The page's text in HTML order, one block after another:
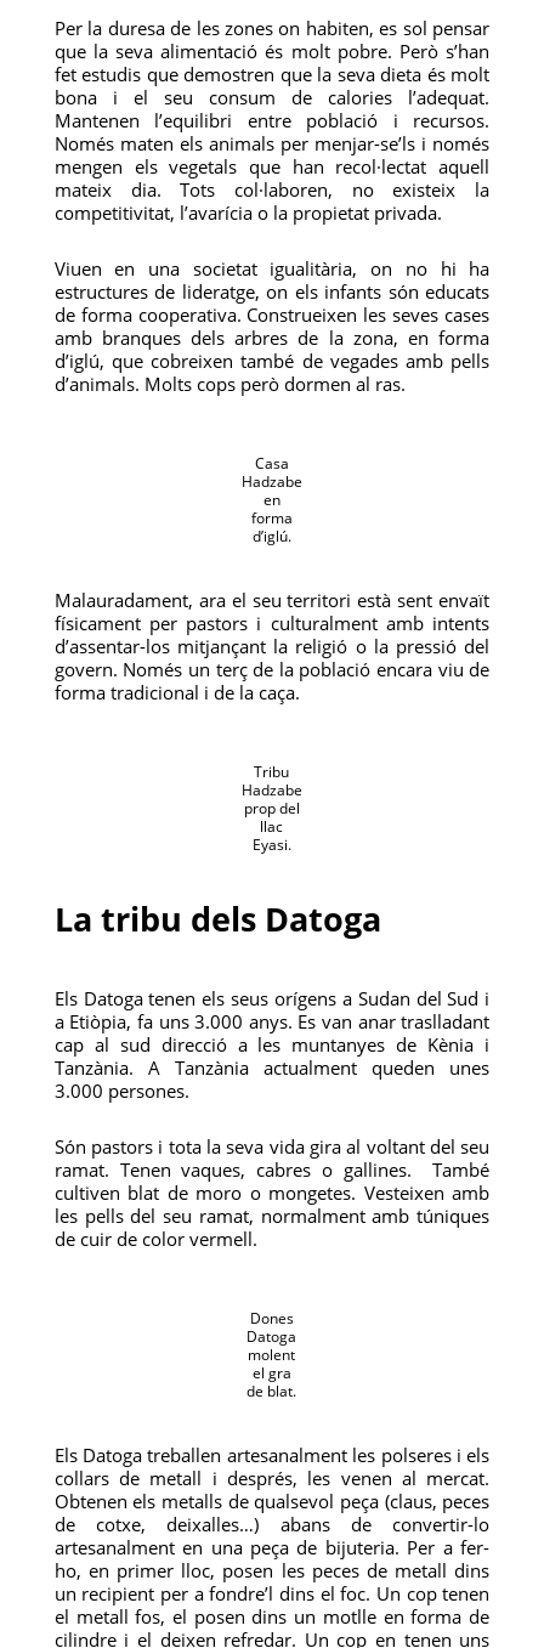
Per la duresa de les zones on habiten, es sol pensar
que la seva alimentació és molt pobre. Però s’han
fet estudis que demostren que la seva dieta és molt
bona i el seu consum de calories l’adequat.
Mantenen l’equilibri entre població i recursos.
Només maten els animals per menjar-se’ls i només
mengen els vegetals que han recol·lectat aquell
mateix dia. Tots col·laboren, no existeix la
competitivitat, l’avarícia o la propietat privada.
Viuen en una societat igualitària, on no hi ha
estructures de lideratge, on els infants són educats
de forma cooperativa. Construeixen les seves cases
amb branques dels arbres de la zona, en forma
d’iglú, que cobreixen també de vegades amb pells
d’animals. Molts cops però dormen al ras.
Casa
Hadzabe
en
forma
d’iglú.
Malauradament, ara el seu territori està sent envaït
físicament per pastors i culturalment amb intents
d’assentar-los mitjançant la religió o la pressió del
govern. Només un terç de la població encara viu de
forma tradicional i de la caça.
Tribu
Hadzabe
prop del
llac
Eyasi.
La tribu dels Datoga
Els Datoga tenen els seus orígens a Sudan del Sud i
a Etiòpia, fa uns 3.000 anys. Es van anar traslladant
cap al sud direcció a les muntanyes de Kènia i
Tanzània. A Tanzània actualment queden unes
3.000 persones.
Són pastors i tota la seva vida gira al voltant del seu
ramat. Tenen vaques, cabres o gallines. També
cultiven blat de moro o mongetes. Vesteixen amb
les pells del seu ramat, normalment amb túniques
de cuir de color vermell.
Dones
Datoga
molent
el gra
de blat.
Els Datoga treballen artesanalment les polseres i els
collars de metall i després, les venen al mercat.
Obtenen els metalls de qualsevol peça (claus, peces
de cotxe, deixalles…) abans de convertir-lo
artesanalment en una peça de bijuteria. Per a fer-
ho, en primer lloc, posen les peces de metall dins
un recipient per a fondre’l dins el foc. Un cop tenen
el metall fos, el posen dins un motlle en forma de
cilindre i el deixen refredar. Un cop en tenen uns